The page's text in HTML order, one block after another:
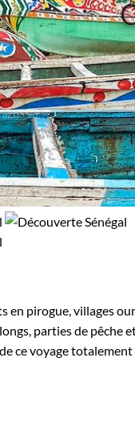
en pirogue, villages
parties de pêche
ce voyage